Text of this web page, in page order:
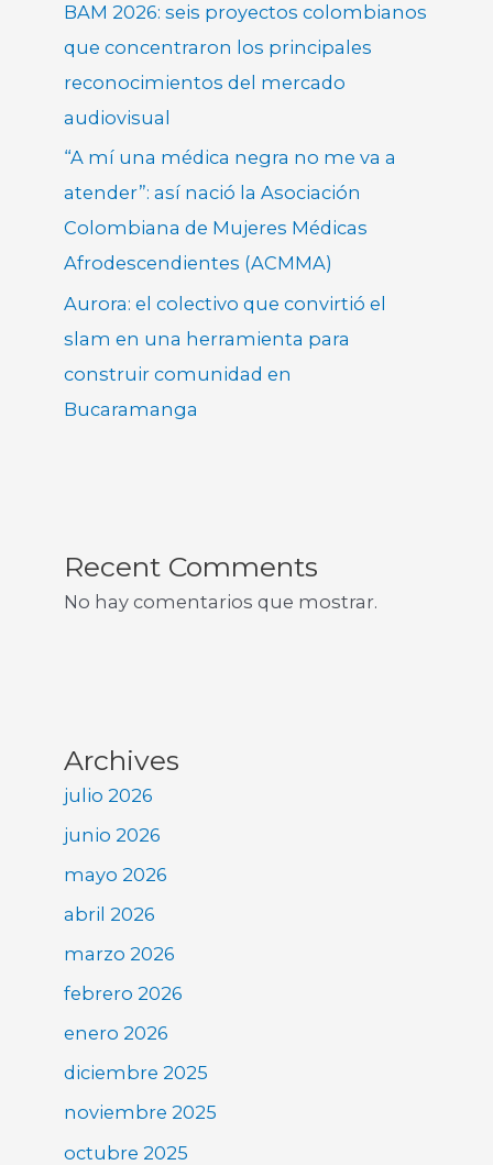
BAM 2026: seis proyectos colombianos
que concentraron los principales
reconocimientos del mercado
audiovisual
“A mí una médica negra no me va a
atender”: así nació la Asociación
Colombiana de Mujeres Médicas
Afrodescendientes (ACMMA)
Aurora: el colectivo que convirtió el
slam en una herramienta para
construir comunidad en
Bucaramanga
Recent Comments
No hay comentarios que mostrar.
Archives
julio 2026
junio 2026
mayo 2026
abril 2026
marzo 2026
febrero 2026
enero 2026
diciembre 2025
noviembre 2025
octubre 2025